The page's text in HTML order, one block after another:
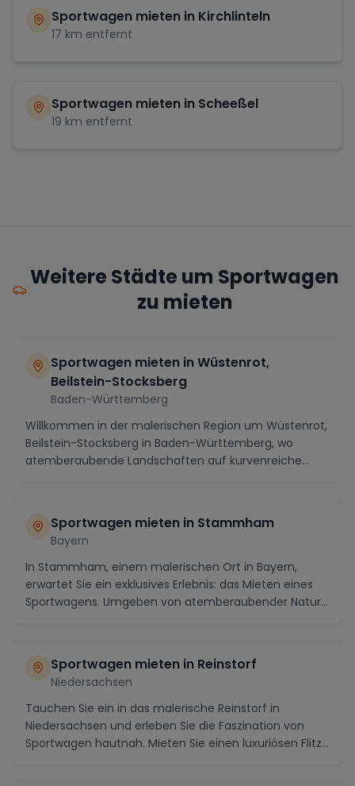
Sportwagen mieten in Kirchlinteln
17 km entfernt
Sportwagen mieten in Scheeßel
19 km entfernt
Weitere Städte um Sportwagen
zu mieten
Sportwagen mieten in Wüstenrot,
Beilstein-Stocksberg
Baden-Württemberg
Willkommen in der malerischen Region um Wüstenrot,
Beilstein-Stocksberg in Baden-Württemberg, wo
atemberaubende Landschaften auf kurvenreiche
Sportwagen mieten in Stammham
Bayern
In Stammham, einem malerischen Ort in Bayern,
erwartet Sie ein exklusives Erlebnis: das Mieten eines
Sportwagens. Umgeben von atemberaubender Natur
Sportwagen mieten in Reinstorf
Niedersachsen
Tauchen Sie ein in das malerische Reinstorf in
Niedersachsen und erleben Sie die Faszination von
Sportwagen hautnah. Mieten Sie einen luxuriösen Flitz...